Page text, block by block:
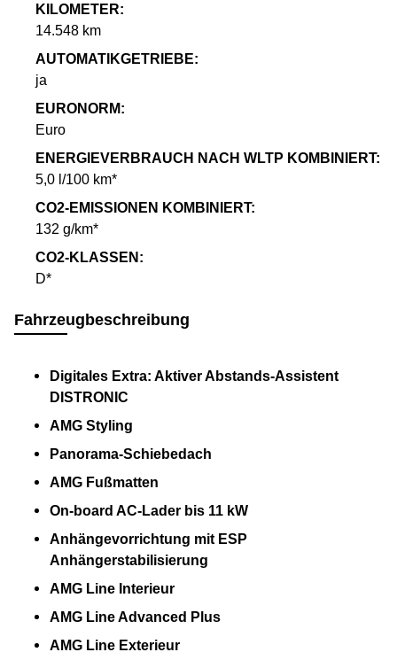
KILOMETER:
14.548 km
AUTOMATIKGETRIEBE:
ja
EURONORM:
Euro
ENERGIEVERBRAUCH NACH WLTP KOMBINIERT:
5,0 l/100 km*
CO2-EMISSIONEN KOMBINIERT:
132 g/km*
CO2-KLASSEN:
D*
Fahrzeugbeschreibung
Digitales Extra: Aktiver Abstands-Assistent
DISTRONIC
AMG Styling
Panorama-Schiebedach
AMG Fußmatten
On-board AC-Lader bis 11 kW
Anhängevorrichtung mit ESP
Anhängerstabilisierung
AMG Line Interieur
AMG Line Advanced Plus
AMG Line Exterieur